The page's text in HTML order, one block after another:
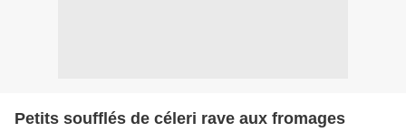
Petits soufflés de céleri rave aux fromages